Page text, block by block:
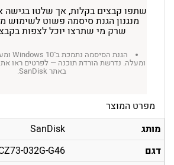
שתפו קבצים בקלות, אך שלטו בגישה
מנגנון הגנת סיסמה פשוט לשימוש
שרק מי שתרצו יוכל לצפות
ומעלה. נדרשת הורדת תוכנה — לפרטים ראו
באתר SanDisk.
מפרט המוצר
מותג
SanDisk
דגם
032G-G46